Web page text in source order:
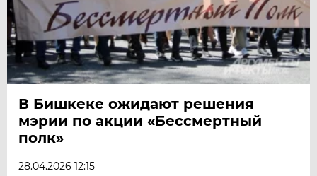
В Бишкеке ожидают решения
мэрии по акции «Бессмертный
полк»
28.04.2026 12:15